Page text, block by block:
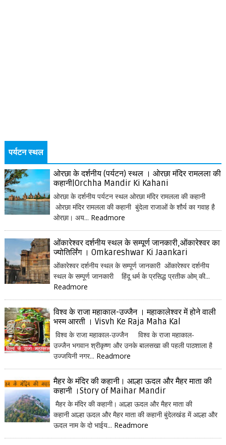
पर्यटन स्थल
ओरछा के दर्शनीय (पर्यटन) स्थल । ओरछा मंदिर रामलला की
कहानी|Orchha Mandir Ki Kahani
ओरछा के दर्शनीय पर्यटन स्थल ओरछा मंदिर रामलला की कहानी
ओरछा मंदिर रामलला की कहानी बुंदेला राजाओं के शौर्य का गवाह है
ओरछा। अय... Readmore
ओंकारेश्वर दर्शनीय स्थल के सम्पूर्ण जानकारी,ओंकारेश्वर का
ज्योतिर्लिंग । Omkareshwar Ki Jaankari
ओंकारेश्वर दर्शनीय स्थल के सम्पूर्ण जानकारी ओंकारेश्वर दर्शनीय
स्थल के सम्पूर्ण जानकारी हिंदू धर्म के प्रसिद्ध प्रतीक ओम् की...
Readmore
विश्व के राजा महाकाल-उज्जैन । महाकालेश्वर में होने वाली
भस्म आरती । Visvh Ke Raja Maha Kal
विश्व के राजा महाकाल-उज्जैन विश्व के राजा महाकाल-
उज्जैन भगवान श्रीकृष्ण और उनके बालसखा की पहली पाठशाला है
उज्जयिनी नगर... Readmore
मैहर के मंदिर की कहानी। आल्हा ऊदल और मैहर माता की
कहानी ।Story of Maihar Mandir
मैहर के मंदिर की कहानी। आल्हा ऊदल और मैहर माता की
कहानी आल्हा ऊदल और मैहर माता की कहानी बुंदेलखंड में आल्हा और
ऊदल नाम के दो भाईय... Readmore